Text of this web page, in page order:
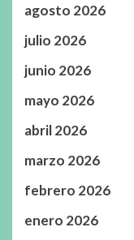
agosto 2026
julio 2026
junio 2026
mayo 2026
abril 2026
marzo 2026
febrero 2026
enero 2026